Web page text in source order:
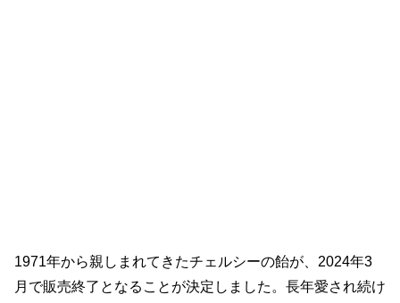
1971年から親しまれてきたチェルシーの飴が、2024年3
月で販売終了となることが決定しました。長年愛され続け